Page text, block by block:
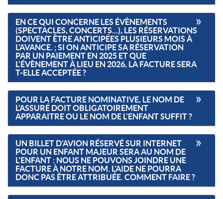
EN CE QUI CONCERNE LES ÉVÈNEMENTS
(SPECTACLES, CONCERTS...), LES RÉSERVATIONS
DOIVENT ÊTRE ANTICIPÉES PLUSIEURS MOIS À
L'AVANCE. ; SI ON ANTICIPE SA RÉSERVATION
PAR UN PAIEMENT EN 2025 ET QUE
L'ÉVÈNEMENT À LIEU EN 2026, LA FACTURE SERA
T-ELLE ACCEPTÉE ?
POUR LA FACTURE NOMINATIVE, LE NOM DE
L'ASSURÉ DOIT OBLIGATOIREMENT
APPARAITRE OU LE NOM DE L'ENFANT SUFFIT ?
UN BILLET D'AVION RÉSERVÉ SUR INTERNET
POUR UN ENFANT MAJEUR SERA AU NOM DE
L'ENFANT : NOUS NE POUVONS JOINDRE UNE
FACTURE À NOTRE NOM. L'AIDE NE POURRA
DONC PAS ÊTRE ATTRIBUÉE. COMMENT FAIRE ?